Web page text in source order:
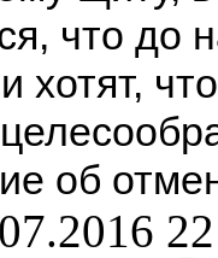
что до
хотят,
об